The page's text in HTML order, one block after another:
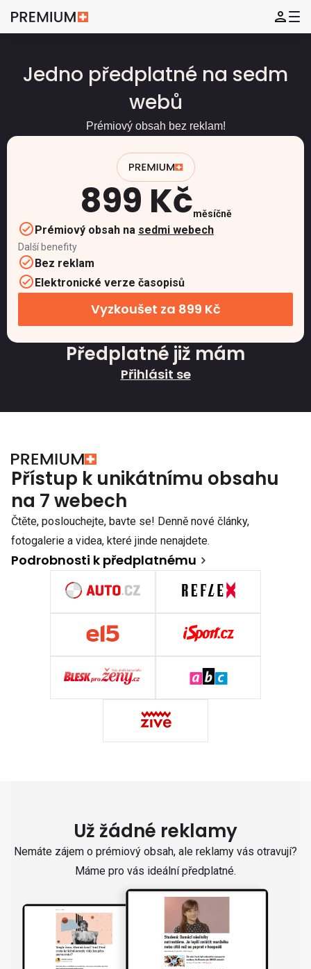
Jedno předplatné na sedm
webů
Prémiový obsah bez reklam!
899 Kčměsíčně
Prémiový obsah na sedmi webech
Další benefity
Bez reklam
Elektronické verze časopisů
Vyzkoušet za 899 Kč
Předplatné již mám
Přihlásit se
Přístup k unikátnímu obsahu
na 7 webech
Čtěte, poslouchejte, bavte se! Denně nové články,
fotogalerie a videa, které jinde nenajdete.
Podrobnosti k předplatnému
Už žádné reklamy
Nemáte zájem o prémiový obsah, ale reklamy vás otravují?
Máme pro vás ideální předplatné.